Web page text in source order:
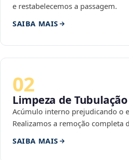
e restabelecemos a passagem.
SAIBA MAIS
02
Limpeza de
Acúmulo interno prejudicando o
Realizamos a remoção completa
SAIBA MAIS